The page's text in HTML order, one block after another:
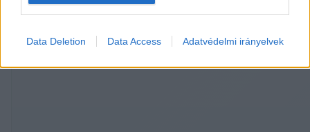
Data Deletion Data Access Adatvédelmi irányelvek